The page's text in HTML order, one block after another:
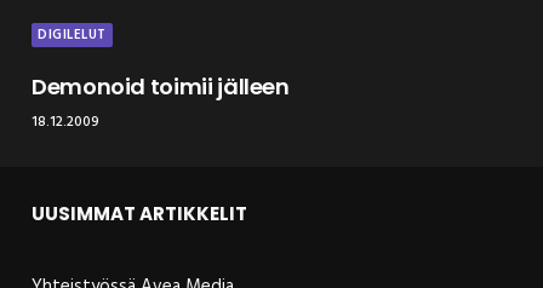
DIGILELUT
Demonoid toimii jälleen
18.12.2009
UUSIMMAT ARTIKKELIT